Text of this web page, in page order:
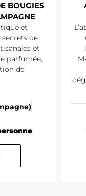
BOUGIES
et
secrets de
et
parfumée,
de